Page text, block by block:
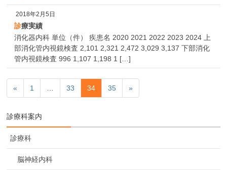
2018年2月5日
診療実績
消化器内科 単位（件） 疾患名 2020 2021 2022 2023 2024 上
部消化管内視鏡検査 2,101 2,321 2,472 3,029 3,137 下部消化
管内視鏡検査 996 1,107 1,198 1 […]
« 1 33 34 35 »
診療科案内
診療科
脳神経内科